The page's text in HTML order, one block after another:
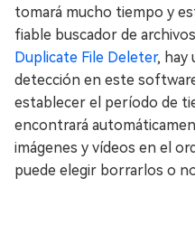
tomará mucho tiempo y
fiable buscador de
Duplicate File Deleter, hay
detección en este
establecer el período de
encontrará
imágenes y vídeos en el
puede elegir borrarlos o